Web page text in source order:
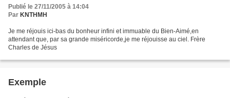
Publié le 27/11/2005 à 14:04
Par KNTHMH
Je me réjouis ici-bas du bonheur infini et immuable du Bien-Aimé,en
attendant que, par sa grande miséricorde,je me réjouisse au ciel. Frère
Charles de Jésus
Exemple